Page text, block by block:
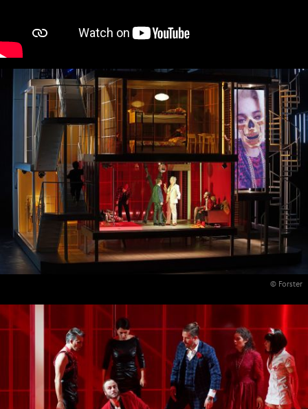
© Forster